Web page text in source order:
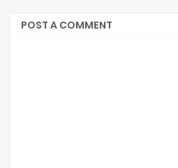
POST A COMMENT